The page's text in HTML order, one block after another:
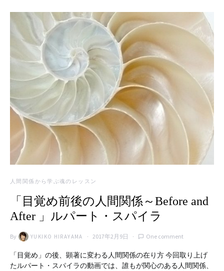
人間関係から学ぶ魂のレッスン
「目覚め前後の人間関係～Before and
After 」ルパート・スパイラ
By YUKIKO HIRAYAMA 2017年2月9日 One comment
「目覚め」の後、顕著に変わる人間関係の在り方 今回取り上げ
たルパート・スパイラの動画では、誰もが関心のある人間関係、